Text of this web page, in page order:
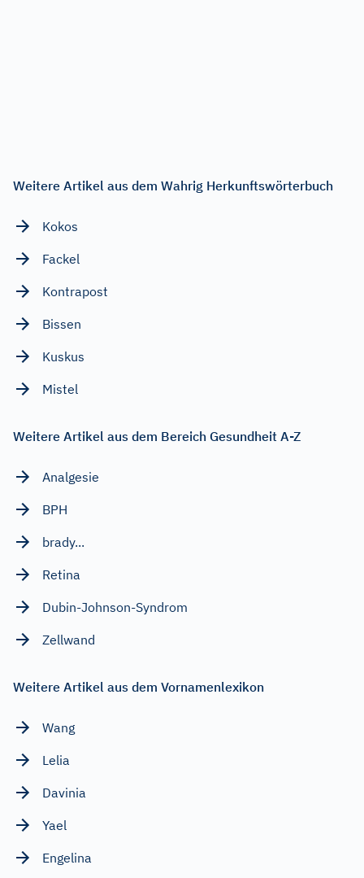
Weitere Artikel aus dem Wahrig Herkunftswörterbuch
Kokos
Fackel
Kontrapost
Bissen
Kuskus
Mistel
Weitere Artikel aus dem Bereich Gesundheit A-Z
Analgesie
BPH
brady...
Retina
Dubin-Johnson-Syndrom
Zellwand
Weitere Artikel aus dem Vornamenlexikon
Wang
Lelia
Davinia
Yael
Engelina